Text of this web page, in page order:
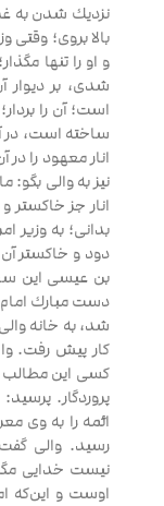
نزديك شدن به
بالا بروى؛ وقتى
و او را تنها
شدى، بر
است؛ آن را
ساخته است، در
انار معهود را
نيز به والى بگو:
انار جز
بدانى؛ به وزير
دود و خاكستر
بن عيسى اين
دست مبارك
شد، به خانه
كار پيش رفت.
كسى اين مطالب
پروردگار.
ائمه را به وى
رسيد. والى
نيست خدايى مگر
اوست و اين‌كه